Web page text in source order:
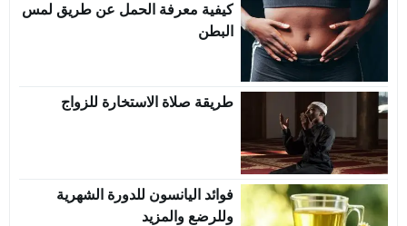
كيفية معرفة الحمل عن طريق لمس
البطن
طريقة صلاة الاستخارة للزواج
فوائد اليانسون للدورة الشهرية
وللرضع والمزيد